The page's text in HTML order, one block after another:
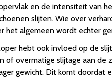
en de intensiteit van
slijten. Wie over
het algemeen wordt echter
hebt ook invloed op de
of overmatige slijtage aan de
gewicht. Dit komt doordat